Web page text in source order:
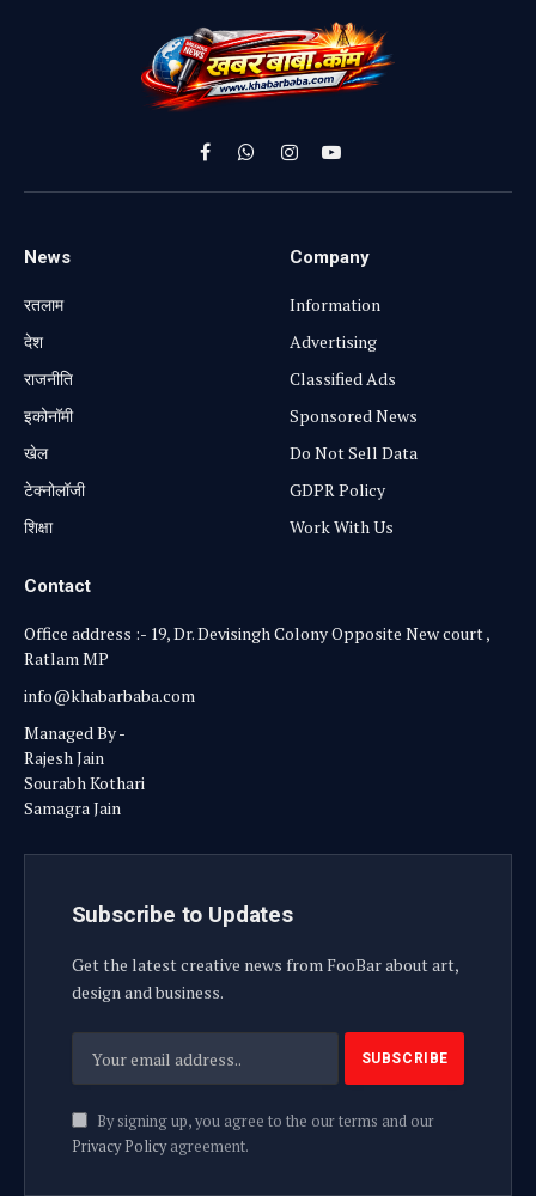
FacebookWhatsApp
InstagramYouTube
News
रतलाम
⁠देश
राजनीति
⁠इकोनॉमी
खेल
टेक्नोलॉजी
शिक्षा
Company
Information
Advertising
Classified Ads
Sponsored News
Do Not Sell Data
GDPR Policy
Work With Us
Contact
Office address :- 19, Dr. Devisingh Colony Opposite New court ,
Ratlam MP
info@khabarbaba.com
Managed By -
Rajesh Jain
Sourabh Kothari
Samagra Jain
Subscribe to Updates
Get the latest creative news from FooBar about art,
design and business.
By signing up, you agree to the our terms and our
Privacy Policyagreement.